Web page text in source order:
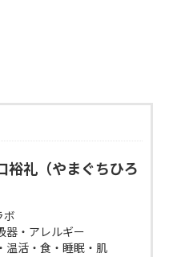
裕礼（やまぐちひろ
ボ
器・アレルギー
温活・食・睡眠・肌